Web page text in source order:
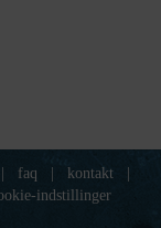
faq kontakt
indstillinger